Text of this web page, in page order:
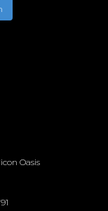
Oasis